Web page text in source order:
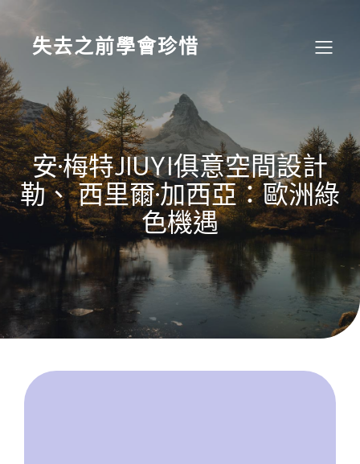
content
失去之前學會珍惜
安·梅特JIUYI俱意空間設計
勒、 西里爾·加西亞：歐洲綠
色機遇